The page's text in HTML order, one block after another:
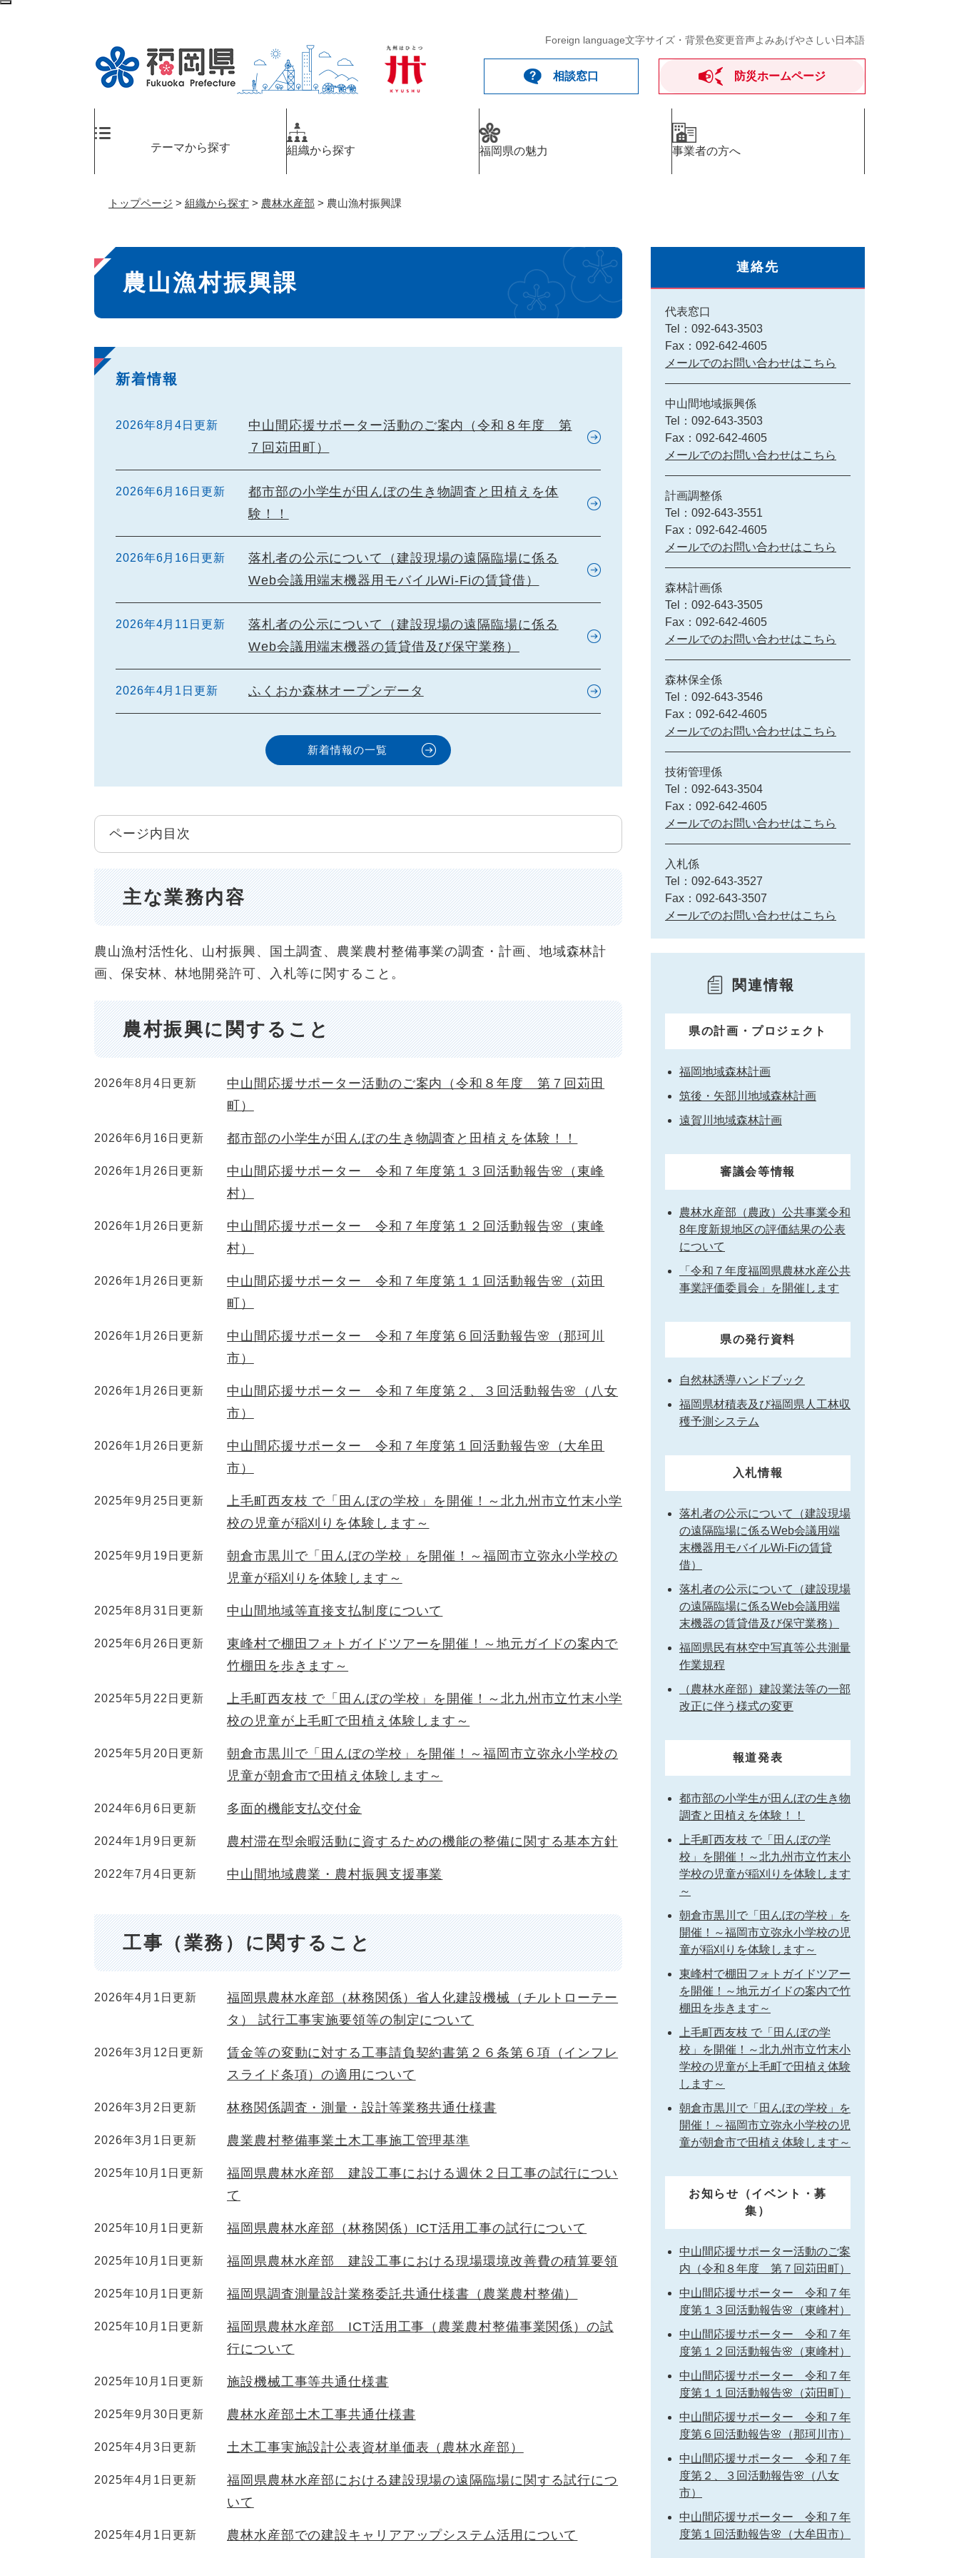
ペ
Foreign language文字サイズ・背景色変更音声よみあげやさしい日本語
相談窓口 防災ホームページ
テーマから探す 組織から探す 福岡県の魅力 事業者の方へ
トップページ > 組織から探す > 農林水産部 > 農山漁村振興課
本
文
農山漁村振興課
新着情報
2026年8月4日更新
中山間応援サポーター活動のご案内（令和８年度 第
７回苅田町）
2026年6月16日更新
都市部の小学生が田んぼの生き物調査と田植えを体
験！！
2026年6月16日更新
落札者の公示について（建設現場の遠隔臨場に係る
Web会議用端末機器用モバイルWi-Fiの賃貸借）
2026年4月11日更新
落札者の公示について（建設現場の遠隔臨場に係る
Web会議用端末機器の賃貸借及び保守業務）
2026年4月1日更新 ふくおか森林オープンデータ
新着情報の一覧
ページ内目次
主な業務内容
農山漁村活性化、山村振興、国土調査、農業農村整備事業の調査・計画、地域森林計
画、保安林、林地開発許可、入札等に関すること。
農村振興に関すること
2026年8月4日更新
中山間応援サポーター活動のご案内（令和８年度 第７回苅田
町）
2026年6月16日更新 都市部の小学生が田んぼの生き物調査と田植えを体験！！
2026年1月26日更新
中山間応援サポーター 令和７年度第１３回活動報告🌸（東峰
村）
2026年1月26日更新
中山間応援サポーター 令和７年度第１２回活動報告🌸（東峰
村）
2026年1月26日更新
中山間応援サポーター 令和７年度第１１回活動報告🌸（苅田
町）
2026年1月26日更新
中山間応援サポーター 令和７年度第６回活動報告🌸（那珂川
市）
2026年1月26日更新
中山間応援サポーター 令和７年度第２、３回活動報告🌸（八女
市）
2026年1月26日更新
中山間応援サポーター 令和７年度第１回活動報告🌸（大牟田
市）
2025年9月25日更新
上毛町西友枝 で「田んぼの学校」を開催！～北九州市立竹末小学
校の児童が稲刈りを体験します～
2025年9月19日更新
朝倉市黒川で「田んぼの学校」を開催！～福岡市立弥永小学校の
児童が稲刈りを体験します～
2025年8月31日更新 中山間地域等直接支払制度について
2025年6月26日更新
東峰村で棚田フォトガイドツアーを開催！～地元ガイドの案内で
竹棚田を歩きます～
2025年5月22日更新
上毛町西友枝 で「田んぼの学校」を開催！～北九州市立竹末小学
校の児童が上毛町で田植え体験します～
2025年5月20日更新
朝倉市黒川で「田んぼの学校」を開催！～福岡市立弥永小学校の
児童が朝倉市で田植え体験します～
2024年6月6日更新 多面的機能支払交付金
2024年1月9日更新 農村滞在型余暇活動に資するための機能の整備に関する基本方針
2022年7月4日更新 中山間地域農業・農村振興支援事業
工事（業務）に関すること
2026年4月1日更新
福岡県農林水産部（林務関係）省人化建設機械（チルトローテー
タ） 試行工事実施要領等の制定について
2026年3月12日更新
賃金等の変動に対する工事請負契約書第２６条第６項（インフレ
スライド条項）の適用について
2026年3月2日更新 林務関係調査・測量・設計等業務共通仕様書
2026年3月1日更新 農業農村整備事業土木工事施工管理基準
2025年10月1日更新
福岡県農林水産部 建設工事における週休２日工事の試行につい
て
2025年10月1日更新 福岡県農林水産部（林務関係）ICT活用工事の試行について
2025年10月1日更新 福岡県農林水産部 建設工事における現場環境改善費の積算要領
2025年10月1日更新 福岡県調査測量設計業務委託共通仕様書（農業農村整備）
2025年10月1日更新
福岡県農林水産部 ICT活用工事（農業農村整備事業関係）の試
行について
2025年10月1日更新 施設機械工事等共通仕様書
2025年9月30日更新 農林水産部土木工事共通仕様書
2025年4月3日更新 土木工事実施設計公表資材単価表（農林水産部）
2025年4月1日更新
福岡県農林水産部における建設現場の遠隔臨場に関する試行につ
いて
2025年4月1日更新 農林水産部での建設キャリアアップシステム活用について
連絡先
代表窓口
Tel：092-643-3503
Fax：092-642-4605
メールでのお問い合わせはこちら
中山間地域振興係
Tel：092-643-3503
Fax：092-642-4605
メールでのお問い合わせはこちら
計画調整係
Tel：092-643-3551
Fax：092-642-4605
メールでのお問い合わせはこちら
森林計画係
Tel：092-643-3505
Fax：092-642-4605
メールでのお問い合わせはこちら
森林保全係
Tel：092-643-3546
Fax：092-642-4605
メールでのお問い合わせはこちら
技術管理係
Tel：092-643-3504
Fax：092-642-4605
メールでのお問い合わせはこちら
入札係
Tel：092-643-3527
Fax：092-643-3507
メールでのお問い合わせはこちら
関連情報
県の計画・プロジェクト
福岡地域森林計画
筑後・矢部川地域森林計画
遠賀川地域森林計画
審議会等情報
農林水産部（農政）公共事業令和
8年度新規地区の評価結果の公表
について
「令和７年度福岡県農林水産公共
事業評価委員会」を開催します
県の発行資料
自然林誘導ハンドブック
福岡県材積表及び福岡県人工林収
穫予測システム
入札情報
落札者の公示について（建設現場
の遠隔臨場に係るWeb会議用端
末機器用モバイルWi-Fiの賃貸
借）
落札者の公示について（建設現場
の遠隔臨場に係るWeb会議用端
末機器の賃貸借及び保守業務）
福岡県民有林空中写真等公共測量
作業規程
（農林水産部）建設業法等の一部
改正に伴う様式の変更
報道発表
都市部の小学生が田んぼの生き物
調査と田植えを体験！！
上毛町西友枝 で「田んぼの学
校」を開催！～北九州市立竹末小
学校の児童が稲刈りを体験します
～
朝倉市黒川で「田んぼの学校」を
開催！～福岡市立弥永小学校の児
童が稲刈りを体験します～
東峰村で棚田フォトガイドツアー
を開催！～地元ガイドの案内で竹
棚田を歩きます～
上毛町西友枝 で「田んぼの学
校」を開催！～北九州市立竹末小
学校の児童が上毛町で田植え体験
します～
朝倉市黒川で「田んぼの学校」を
開催！～福岡市立弥永小学校の児
童が朝倉市で田植え体験します～
お知らせ（イベント・募
集）
中山間応援サポーター活動のご案
内（令和８年度 第７回苅田町）
中山間応援サポーター 令和７年
度第１３回活動報告🌸（東峰村）
中山間応援サポーター 令和７年
度第１２回活動報告🌸（東峰村）
中山間応援サポーター 令和７年
度第１１回活動報告🌸（苅田町）
中山間応援サポーター 令和７年
度第６回活動報告🌸（那珂川市）
中山間応援サポーター 令和７年
度第２、３回活動報告🌸（八女
市）
中山間応援サポーター 令和７年
度第１回活動報告🌸（大牟田市）